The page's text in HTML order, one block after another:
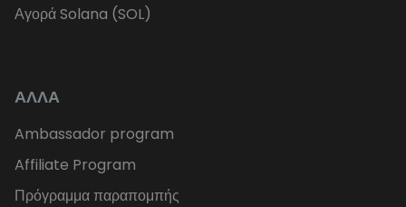
Αγορά Solana (SOL)
ΑΛΛΑ
Ambassador program
Affiliate Program
Πρόγραμμα παραπομπής